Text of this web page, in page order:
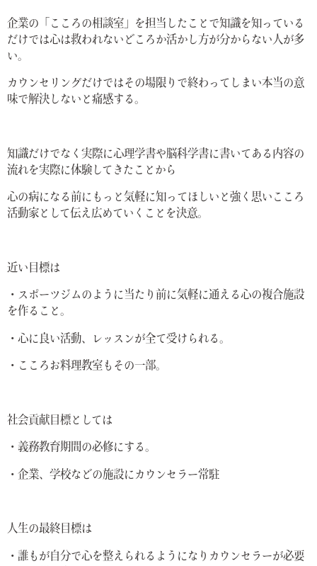
企業の「こころの相談室」を担当したことで知識を知っている
だけでは心は救われないどころか活かし方が分からない人が多
い。
カウンセリングだけではその場限りで終わってしまい本当の意
味で解決しないと痛感する。
知識だけでなく実際に心理学書や脳科学書に書いてある内容の
流れを実際に体験してきたことから
心の病になる前にもっと気軽に知ってほしいと強く思いこころ
活動家として伝え広めていくことを決意。
近い目標は
・スポーツジムのように当たり前に気軽に通える心の複合施設
を作ること。
・心に良い活動、レッスンが全て受けられる。
・こころお料理教室もその一部。
社会貢献目標としては
・義務教育期間の必修にする。
・企業、学校などの施設にカウンセラー常駐
人生の最終目標は
・誰もが自分で心を整えられるようになりカウンセラーが必要